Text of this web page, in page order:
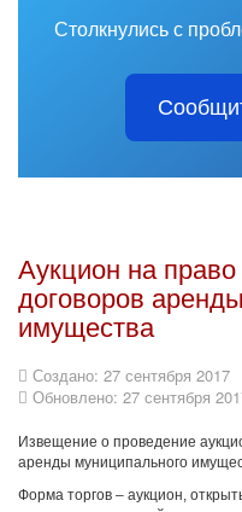
Столкнулись с
Аукцион на
договоров
имущества
Создано: 27 сентября 2017
Обновлено: 27 сентября
Извещение о проведение
аренды муниципального
Форма торгов – аукцион,